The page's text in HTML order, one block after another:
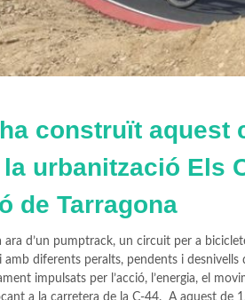
ha construït
urbanització Els
de Tarragona
ara d’un pumptrack, un circuit per a
diferents peralts, pendents i
impulsats per l’acció, l’energia, el
a la carretera de la C-44. A aquest de